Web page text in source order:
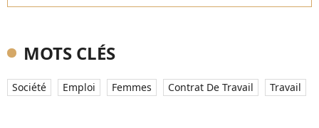
MOTS CLÉS
Société Emploi Femmes Contrat De Travail Travail